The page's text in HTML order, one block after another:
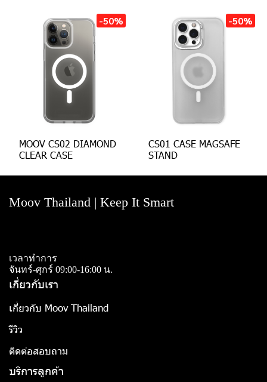
-50%
MOOV CS02 DIAMOND
CLEAR CASE
-50%
CS01 CASE MAGSAFE
STAND
Moov Thailand | Keep It Smart
เวลาทำการ
จันทร์-ศุกร์ 09:00-16:00 น.
เกี่ยวกับเรา
เกี่ยวกับ Moov Thailand
รีวิว
ติดต่อสอบถาม
บริการลูกค้า